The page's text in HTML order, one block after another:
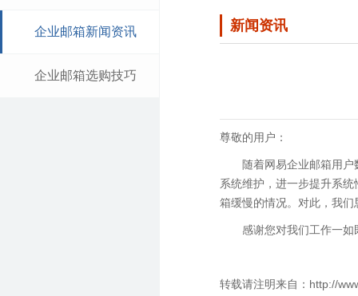
企业邮箱新闻资讯
企业邮箱选购技巧
新闻资讯
尊敬的用户：
随着网易企业邮箱用
系统维护，进一步提升系
箱缓慢的情况。对此，我们
感谢您对我们工作一
转载请注明来自：http://